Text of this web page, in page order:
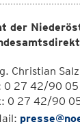
der
Christian
0 27 42/90
0 27 42/90